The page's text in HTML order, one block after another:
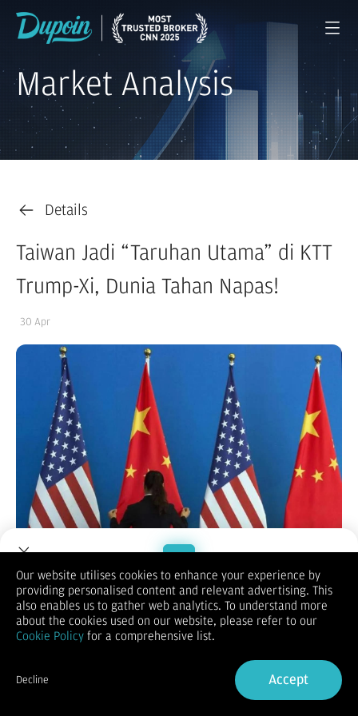
Market Analysis
Details
Taiwan Jadi “Taruhan Utama” di KTT
Trump-Xi, Dunia Tahan Napas!
30 Apr
KONTAN.CO.ID -Bagi 23 juta warga Taiwan, pertemuan
diplomatik paling menentukan pada 2026 bisa jadi justru
pertemuan yang tidak melibatkan mereka.
Saat Presiden AS Donald Trump berkunjung ke Beijing bulan
depan, Presiden China Xi Jinping telah menegaskan bahwa isu
merupakan perubahan mencolok dibanding pertemuan Trump-
Xi di Korea Selatan tahun lalu, ketika Xi sengaja
Welcome to Dupoin.
Trade with a Trusted Broker
Sign in
Our website utilises cookies to enhance your experience by
providing personalised content and relevant advertising. This
also enables us to gather web analytics. To understand more
about the cookies used on our website, please refer to our
Cookie Policy for a comprehensive list.
Decline Accept